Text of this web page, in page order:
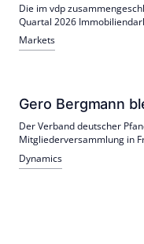
Die im vdp
Quartal 2026
Vorjahr, +4,2 % zum
Gewerbekredite bei 14,6
Markets
Gero Bergmann
Der Verband deutscher
Mitgliederversammlung in
Jahre als Präsident
Benzin (DekaBank) und Jörn
Dynamics